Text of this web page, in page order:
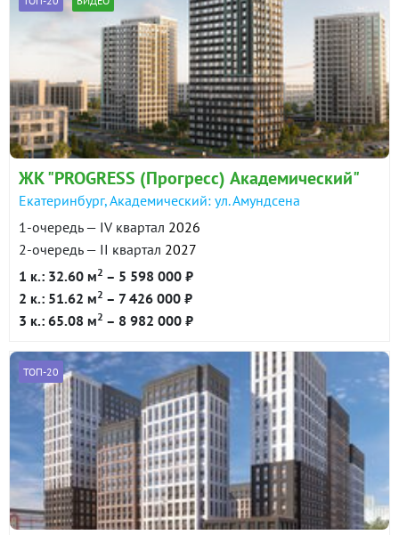
ЖК "PROGRESS (Прогресс) Академический"
Екатеринбург, Академический: ул. Амундсена
1-очередь — IV квартал 2026
2-очередь — II квартал 2027
1 к.: 32.60 м2 – 5 598 000 ₽
2 к.: 51.62 м2 – 7 426 000 ₽
3 к.: 65.08 м2 – 8 982 000 ₽
ТОП-20